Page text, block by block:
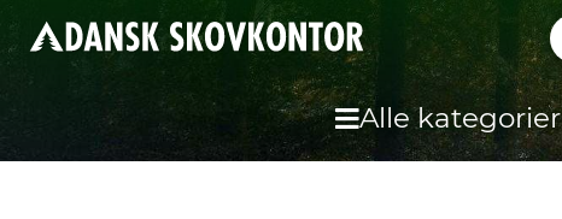
Alle kategorier